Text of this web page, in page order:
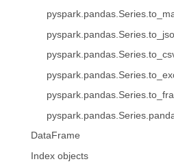
DataFrame
Index objects